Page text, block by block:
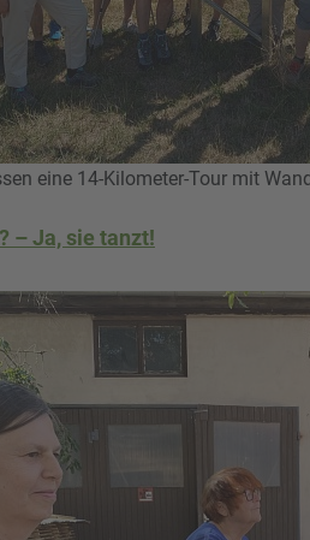
eine 14-Kilometer-Tour mit
– Ja, sie tanzt!